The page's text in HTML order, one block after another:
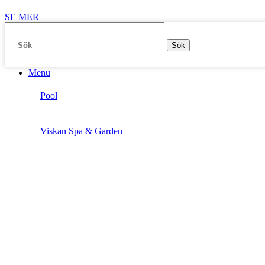
SE MER
Sök
Menu
Pool
Viskan Spa & Garden